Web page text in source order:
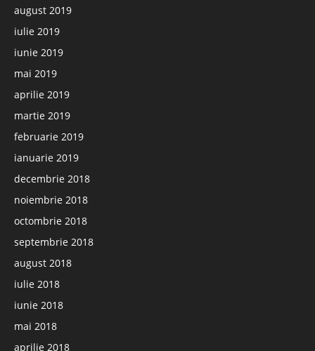
august 2019
iulie 2019
iunie 2019
mai 2019
aprilie 2019
martie 2019
februarie 2019
ianuarie 2019
decembrie 2018
noiembrie 2018
octombrie 2018
septembrie 2018
august 2018
iulie 2018
iunie 2018
mai 2018
aprilie 2018